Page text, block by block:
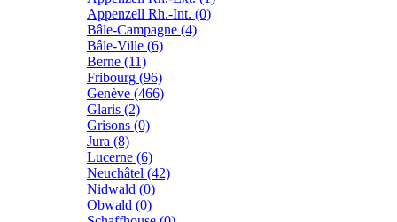
Appenzell Rh.-Int. (0)
Bâle-Campagne (4)
Bâle-Ville (6)
Berne (11)
Fribourg (96)
Genève (466)
Glaris (2)
Grisons (0)
Jura (8)
Lucerne (6)
Neuchâtel (42)
Nidwald (0)
Obwald (0)